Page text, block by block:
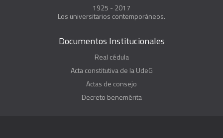
1925 - 2017
Los universitarios contemporáneos.
Documentos Institucionales
Real cédula
Acta constitutiva de la UdeG
Actas de consejo
Decreto benemérita